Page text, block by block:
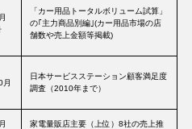
「カー用品トータルボリューム試算」
の｢主力商品別編｣(カー用品市場の店
舗数や売上金額等掲載)
月
日本サービスステーション顧客満足度
調査（2010年まで）
家電量販店主要（上位）8社の売上推